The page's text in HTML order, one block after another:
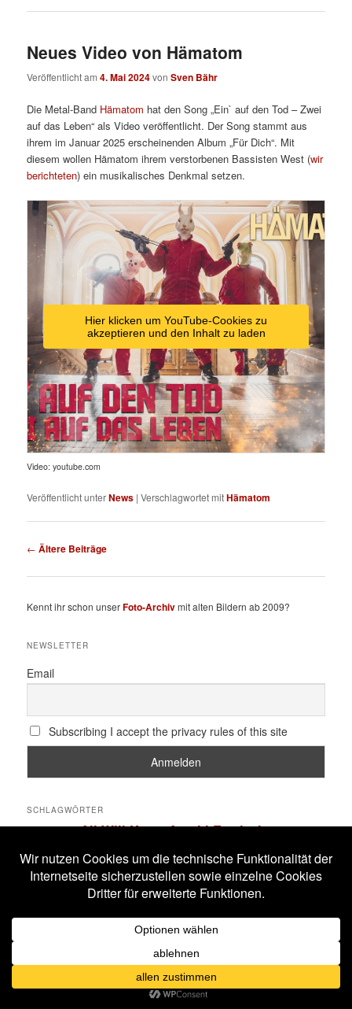
Neues Video von Hämatom
Veröffentlicht am4. Mai 2024vonSven Bähr
Die Metal-Band Hämatom hat den Song „Ein` auf den Tod – Zwei
auf das Leben“ als Video veröffentlicht. Der Song stammt aus
ihrem im Januar 2025 erscheinenden Album „Für Dich“. Mit
diesem wollen Hämatom ihrem verstorbenen Bassisten West (wir
berichteten) ein musikalisches Denkmal setzen.
Hier klicken um YouTube-Cookies zu
akzeptieren und den Inhalt zu laden
Video: youtube.com
Veröffentlicht unterNews |Verschlagwortet mitHämatom
Beitragsnavigation
← Ältere Beiträge
Kennt ihr schon unserFoto-Archivmit alten Bildern ab 2009?
NEWSLETTER
Email
Subscribing I accept the privacy rules of this site
SCHLAGWÖRTER
Alestorm All Will KnowAmphi Festival ASP
Blutengel Coppelius Corona Corvus Corax
Eisbrecher Ensiferum Faun Feuerschwanz
Hexentanz Festival Hildesheim
In Extremo Köln Leipzig Letzte Instanz
Lord Of The Lost M'era Luna Festival